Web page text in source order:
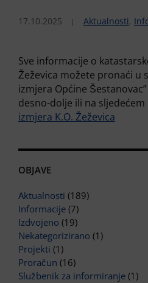
17.10.2025 Aktualnosti,
Sve informacije o
Žeževica možete pronaći u
izmjera Općine
desno-dolje ili na sljedećem
izmjera K.O. Žeževica
OBJAVE
Aktualnosti (189)
Informacije (7)
Izdvojeno (19)
Nekategorizirano (1)
Projekti (1)
Proračun (16)
Službenik za informiranje (1)